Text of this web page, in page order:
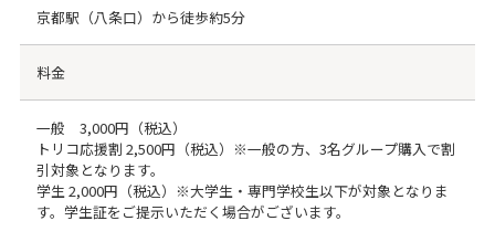
京都駅（八条口）から徒歩約5分
料金
一般 3,000円（税込）
トリコ応援割 2,500円（税込）※一般の方、3名グループ購入で割
引対象となります。
学生 2,000円（税込）※大学生・専門学校生以下が対象となりま
す。学生証をご提示いただく場合がございます。